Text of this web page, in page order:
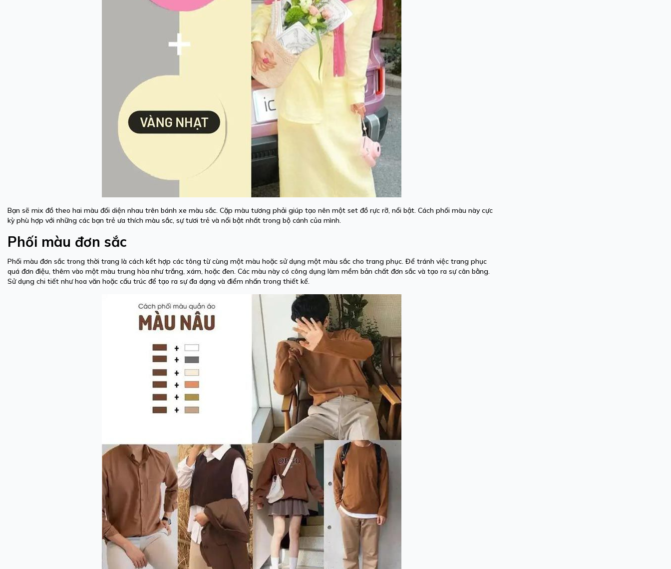
Bạn sẽ mix đồ theo hai màu đối diện nhau trên bánh xe màu sắc. Cặp màu tương phải giúp tạo nên một set đồ rực rỡ, nổi bật. Cách phối màu này cực
kỳ phù hợp với những các bạn trẻ ưa thích màu sắc, sự tươi trẻ và nổi bật nhất trong bộ cánh của mình.
Phối màu đơn sắc
Phối màu đơn sắc trong thời trang là cách kết hợp các tông từ cùng một màu hoặc sử dụng một màu sắc cho trang phục. Để tránh việc trang phục
quá đơn điệu, thêm vào một màu trung hòa như trắng, xám, hoặc đen. Các màu này có công dụng làm mềm bản chất đơn sắc và tạo ra sự cân bằng.
Sử dụng chi tiết như hoa văn hoặc cấu trúc để tạo ra sự đa dạng và điểm nhấn trong thiết kế.